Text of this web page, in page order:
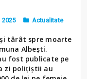
2025 Actualitate
târât spre moarte
Albești.
fost publicate pe
zi polițiștii au